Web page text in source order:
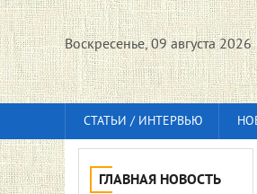
Воскресенье, 09 августа 2026
СТАТЬИ / ИНТЕРВЬЮ
ГЛАВНАЯ НОВОСТЬ